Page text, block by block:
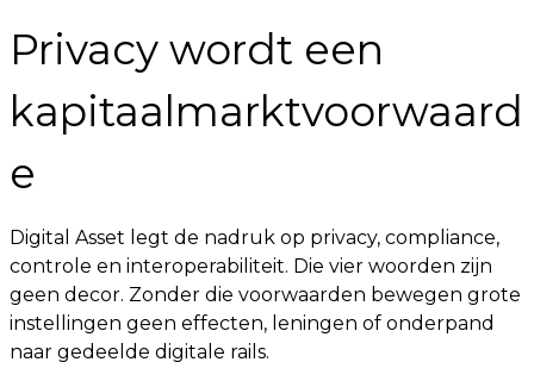
Privacy wordt een
kapitaalmarktvoorwaard
e
Digital Asset legt de nadruk op privacy, compliance,
controle en interoperabiliteit. Die vier woorden zijn
geen decor. Zonder die voorwaarden bewegen grote
instellingen geen effecten, leningen of onderpand
naar gedeelde digitale rails.